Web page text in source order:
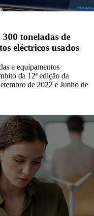
toneladas de
eléctricos usados
e equipamentos
da 12ª edição da
de 2022 e Junho de